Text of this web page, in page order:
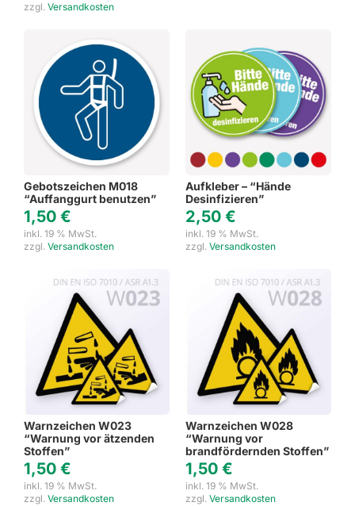
zzgl. Versandkosten
Gebotszeichen M018
“Auffanggurt benutzen”
1,50 €
inkl. 19 % MwSt.
zzgl. Versandkosten
Aufkleber – “Hände
Desinfizieren”
2,50 €
inkl. 19 % MwSt.
zzgl. Versandkosten
Warnzeichen W023
“Warnung vor ätzenden
Stoffen”
1,50 €
inkl. 19 % MwSt.
zzgl. Versandkosten
Warnzeichen W028
“Warnung vor
brandfördernden Stoffen”
1,50 €
inkl. 19 % MwSt.
zzgl. Versandkosten